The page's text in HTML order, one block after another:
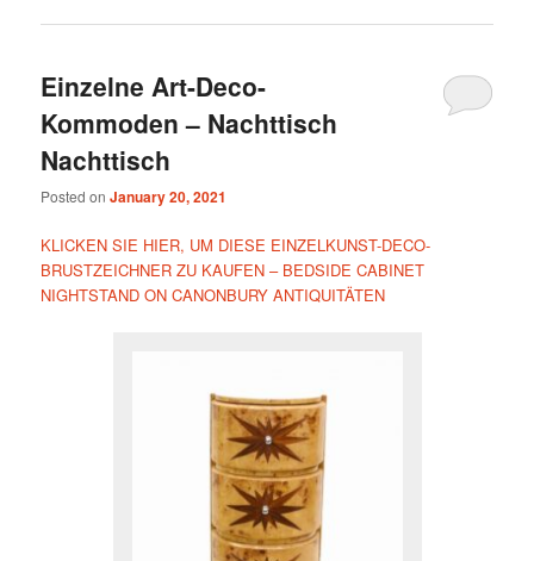
Einzelne Art-Deco-
Kommoden – Nachttisch
Nachttisch
Posted onJanuary 20, 2021
KLICKEN SIE HIER, UM DIESE EINZELKUNST-DECO-
BRUSTZEICHNER ZU KAUFEN – BEDSIDE CABINET
NIGHTSTAND ON CANONBURY ANTIQUITÄTEN